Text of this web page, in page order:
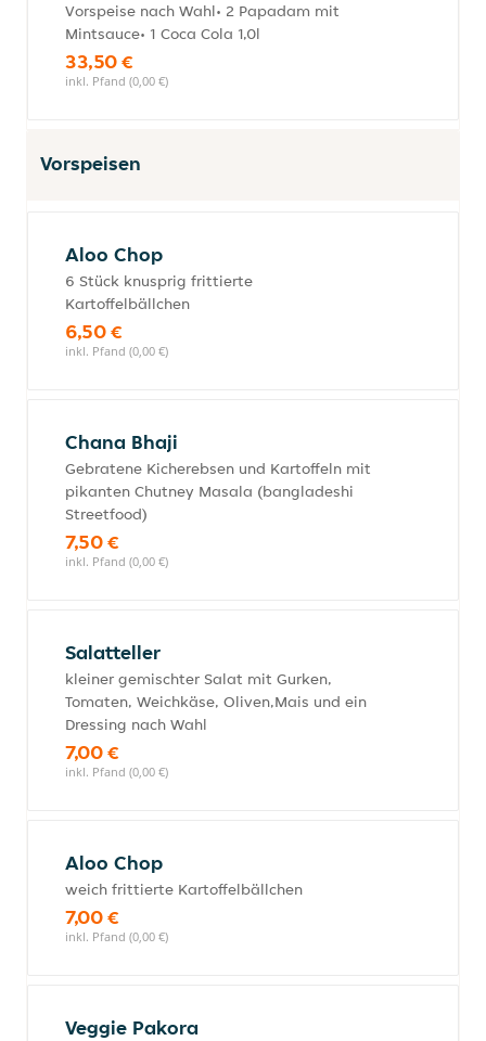
Vorspeise nach Wahl• 2 Papadam mit
Mintsauce• 1 Coca Cola 1,0l
33,50 €
inkl. Pfand (0,00 €)
Vorspeisen
Aloo Chop
6 Stück knusprig frittierte
Kartoffelbällchen
6,50 €
inkl. Pfand (0,00 €)
Chana Bhaji
Gebratene Kicherebsen und Kartoffeln mit
pikanten Chutney Masala (bangladeshi
Streetfood)
7,50 €
inkl. Pfand (0,00 €)
Salatteller
kleiner gemischter Salat mit Gurken,
Tomaten, Weichkäse, Oliven,Mais und ein
Dressing nach Wahl
7,00 €
inkl. Pfand (0,00 €)
Aloo Chop
weich frittierte Kartoffelbällchen
7,00 €
inkl. Pfand (0,00 €)
Veggie Pakora